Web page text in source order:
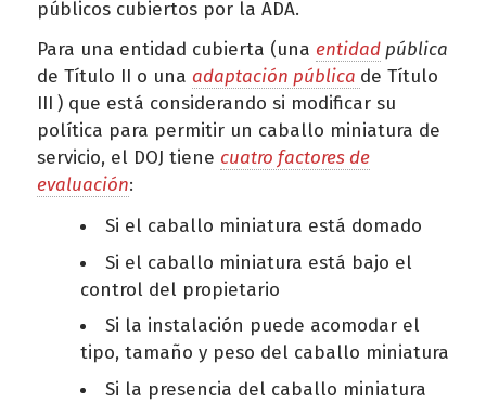
públicos cubiertos por la ADA.
Para una entidad cubierta (una entidadpública
de Título II o una adaptación pública de Título
III ) que está considerando si modificar su
política para permitir un caballo miniatura de
servicio, el DOJ tiene cuatro factores de
evaluación:
Si el caballo miniatura está domado
Si el caballo miniatura está bajo el
control del propietario
Si la instalación puede acomodar el
tipo, tamaño y peso del caballo miniatura
Si la presencia del caballo miniatura